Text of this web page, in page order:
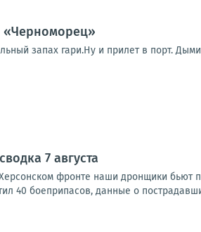
«Черноморец»
запах гари.Ну и прилет в порт.
7 августа
фронте наши дронщики бьют
40 боеприпасов, данные о